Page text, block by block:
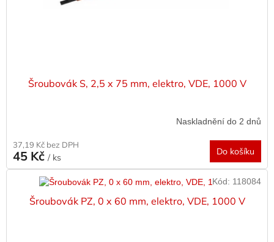
Šroubovák S, 2,5 x 75 mm, elektro, VDE, 1000 V
Naskladnění do 2 dnů
37,19 Kč bez DPH
45 Kč / ks
Do košíku
Šroubovák PZ, 0 x 60 mm, elektro, VDE, 1000 V
Kód: 118084